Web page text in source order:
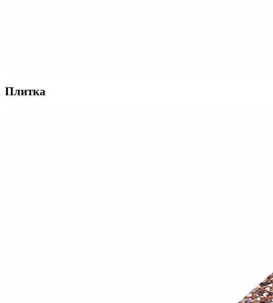
Плитка